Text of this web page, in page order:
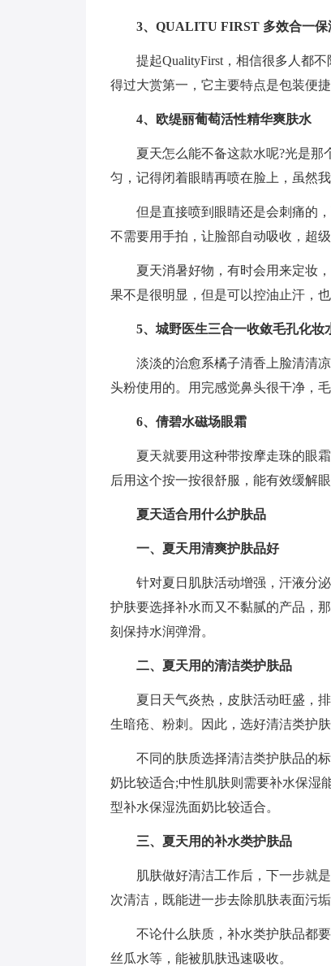
3、QUALITU FIRST 多效合一保
提起QualityFirst，相信很多人都
得过大赏第一，它主要特点是包装便
4、欧缇丽葡萄活性精华爽肤水
夏天怎么能不备这款水呢?光是
匀，记得闭着眼睛再喷在脸上，虽然
但是直接喷到眼睛还是会刺痛的
不需要用手拍，让脸部自动吸收，超
夏天消暑好物，有时会用来定妆
果不是很明显，但是可以控油止汗，
5、城野医生三合一收敛毛孔化妆
淡淡的治愈系橘子清香上脸清清
头粉使用的。用完感觉鼻头很干净，
6、倩碧水磁场眼霜
夏天就要用这种带按摩走珠的眼
后用这个按一按很舒服，能有效缓解
夏天适合用什么护肤品
一、夏天用清爽护肤品好
针对夏日肌肤活动增强，汗液分
护肤要选择补水而又不黏腻的产品，
刻保持水润弹滑。
二、夏天用的清洁类护肤品
夏日天气炎热，皮肤活动旺盛，
生暗疮、粉刺。因此，选好清洁类护
不同的肤质选择清洁类护肤品的
奶比较适合;中性肌肤则需要补水保湿
型补水保湿洗面奶比较适合。
三、夏天用的补水类护肤品
肌肤做好清洁工作后，下一步就
次清洁，既能进一步去除肌肤表面污
不论什么肤质，补水类护肤品都
丝瓜水等，能被肌肤迅速吸收。